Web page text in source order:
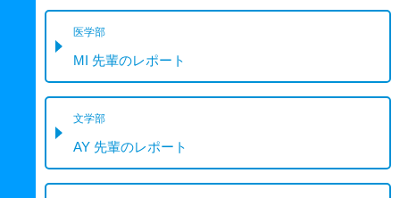
医学部
MI 先輩のレポート
文学部
AY 先輩のレポート